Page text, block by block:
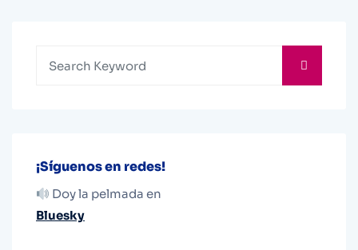
¡Síguenos en redes!
Doy la pelmada en
Bluesky